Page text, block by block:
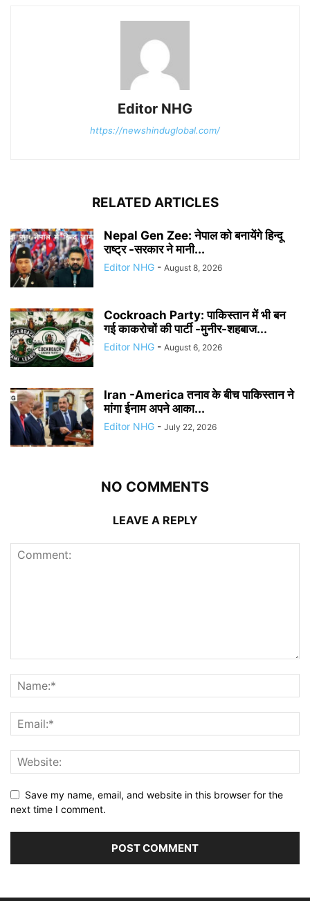
Editor NHG
https://newshinduglobal.com/
RELATED ARTICLES
Nepal Gen Zee: नेपाल को बनायेंगे हिन्दू
राष्ट्र -सरकार ने मानी...
Editor NHG - August 8, 2026
Cockroach Party: पाकिस्तान में भी बन
गई काकरोचों की पार्टी -मुनीर-शहबाज...
Editor NHG - August 6, 2026
Iran -America तनाव के बीच पाकिस्तान ने
मांगा ईनाम अपने आका...
Editor NHG - July 22, 2026
NO COMMENTS
LEAVE A REPLY
Save my name, email, and website in this browser for the
next time I comment.